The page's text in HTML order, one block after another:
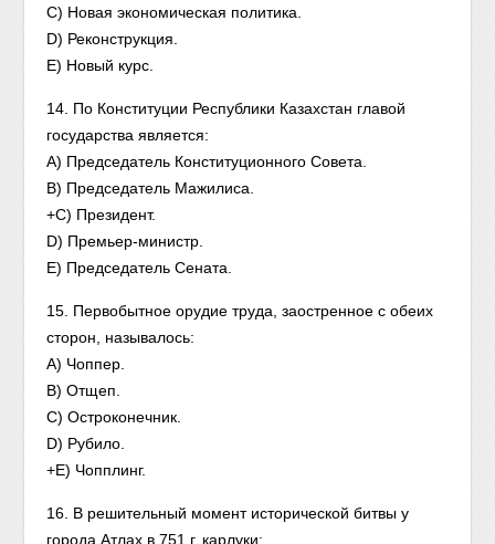
C) Новая экономическая политика.
D) Реконструкция.
E) Новый курс.
14. По Конституции Республики Казахстан главой
государства является:
A) Председатель Конституционного Совета.
B) Председатель Мажилиса.
+C) Президент.
D) Премьер-министр.
E) Председатель Сената.
15. Первобытное орудие труда, заостренное с обеих
сторон, называлось:
A) Чоппер.
B) Отщеп.
C) Остроконечник.
D) Рубило.
+E) Чопплинг.
16. В решительный момент исторической битвы у
города Атлах в 751 г. карлуки: